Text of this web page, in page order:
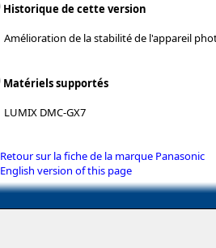
Historique de cette version
Amélioration de la stabilité de l'appareil
Matériels supportés
LUMIX DMC-GX7
Retour sur la fiche de la marque Panasonic
English version of this page